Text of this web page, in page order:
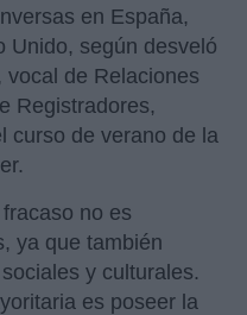
en España,
Unido, según desveló
, vocal de Relaciones
Registradores,
curso de verano de la
no es
ya que también
y culturales.
es poseer la